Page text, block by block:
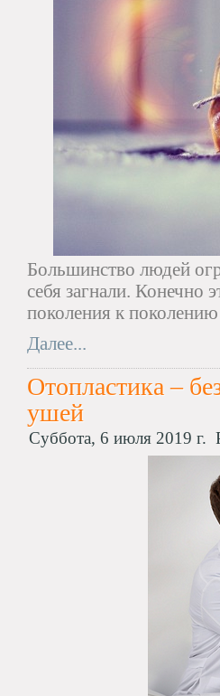
Большинство людей
себя загнали. Конечно
поколения к
Далее...
Отопластика –
ушей
Суббота, 6 июля 2019 г.